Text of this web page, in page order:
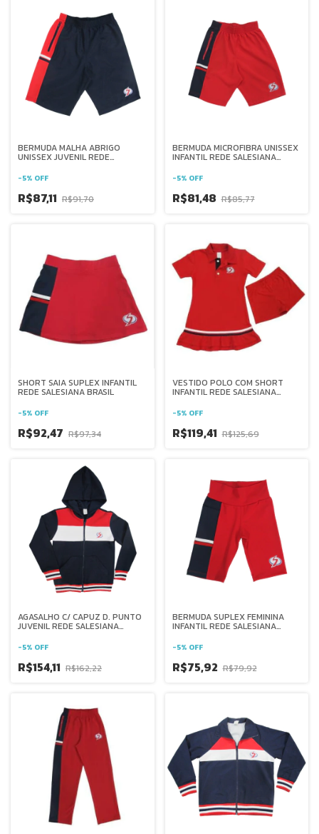
BERMUDA MALHA ABRIGO
UNISSEX JUVENIL REDE
-5% OFF
R$87,11 R$91,70
BERMUDA MICROFIBRA UNISSEX
INFANTIL REDE SALESIANA
-5% OFF
R$81,48 R$85,77
SHORT SAIA SUPLEX INFANTIL
REDE SALESIANA BRASIL
-5% OFF
R$92,47 R$97,34
VESTIDO POLO COM SHORT
INFANTIL REDE SALESIANA
-5% OFF
R$119,41 R$125,69
AGASALHO C/ CAPUZ D. PUNTO
JUVENIL REDE SALESIANA
-5% OFF
R$154,11 R$162,22
BERMUDA SUPLEX FEMININA
INFANTIL REDE SALESIANA
-5% OFF
R$75,92 R$79,92